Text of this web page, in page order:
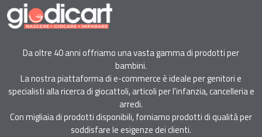
Da oltre 40 anni offriamo una vasta gamma di prodotti per
bambini.
La nostra piattaforma di e-commerce è ideale per genitori e
specialisti alla ricerca di giocattoli, articoli per l'infanzia, cancelleria e
arredi.
Con migliaia di prodotti disponibili, forniamo prodotti di qualità per
soddisfare le esigenze dei clienti.